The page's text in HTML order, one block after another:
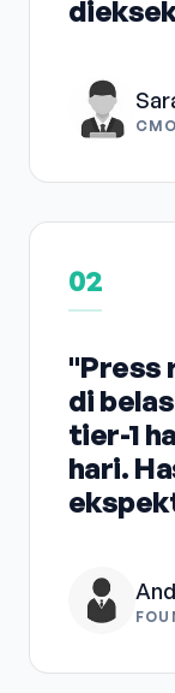
02
"Press
di
tier-1
hari.